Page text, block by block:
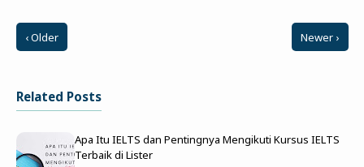
‹ Older Newer ›
Related Posts
Apa Itu IELTS dan Pentingnya Mengikuti Kursus IELTS
Terbaik di Lister